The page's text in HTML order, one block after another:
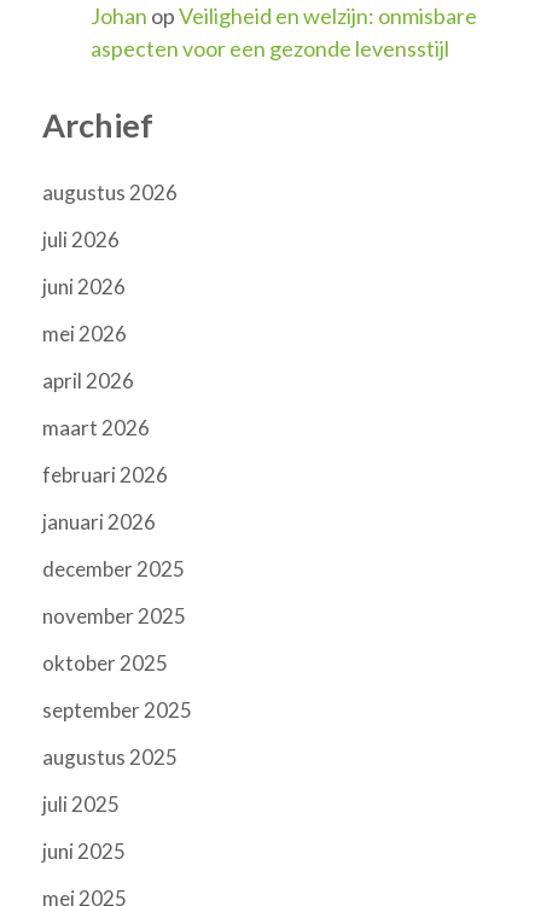
Johan opVeiligheid en welzijn: onmisbare
aspecten voor een gezonde levensstijl
Archief
augustus 2026
juli 2026
juni 2026
mei 2026
april 2026
maart 2026
februari 2026
januari 2026
december 2025
november 2025
oktober 2025
september 2025
augustus 2025
juli 2025
juni 2025
mei 2025